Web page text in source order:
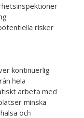
risker
kontinuerlig
hela
arbeta med
minska
och